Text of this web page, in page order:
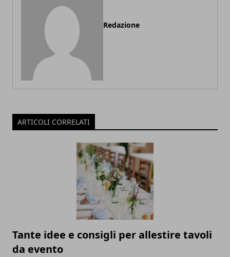
Redazione
ARTICOLI CORRELATI
Tante idee e consigli per allestire tavoli
da evento